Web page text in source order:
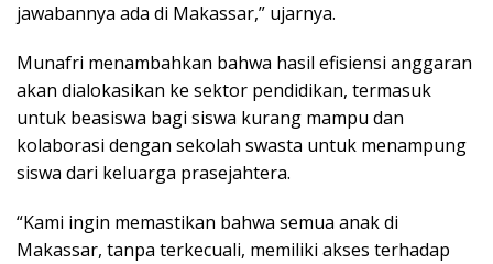
jawabannya ada di Makassar,” ujarnya.
Munafri menambahkan bahwa hasil efisiensi anggaran
akan dialokasikan ke sektor pendidikan, termasuk
untuk beasiswa bagi siswa kurang mampu dan
kolaborasi dengan sekolah swasta untuk menampung
siswa dari keluarga prasejahtera.
“Kami ingin memastikan bahwa semua anak di
Makassar, tanpa terkecuali, memiliki akses terhadap